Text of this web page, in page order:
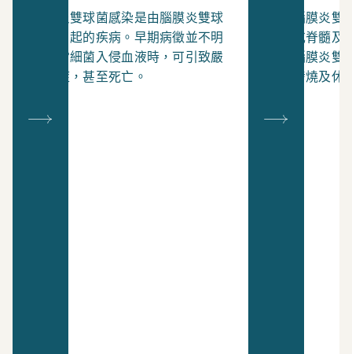
腦膜炎雙球菌感染是由腦膜炎雙球
菌所引起的疾病。早期病徵並不明
顯，當細菌入侵血液時，可引致嚴
重病症，甚至死亡。
感染腦膜炎
血液或脊髓
引致腦膜炎
出現發燒及